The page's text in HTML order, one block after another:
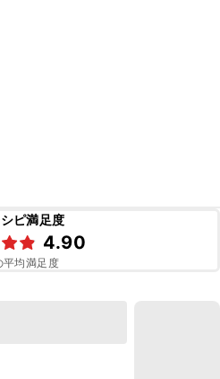
シピ満足度
4.90
平均満足度